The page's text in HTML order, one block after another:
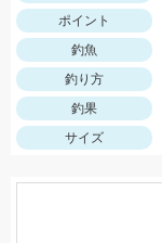
ポイント
釣魚
釣り方
釣果
サイズ